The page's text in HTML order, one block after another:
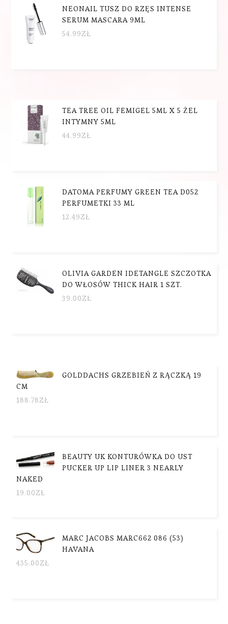
NEONAIL TUSZ DO RZĘS INTENSE
SERUM MASCARA 9ML
54.99ZŁ
TEA TREE OIL FEMIGEL 5ML X 5 ŻEL
INTYMNY 5ML
44.99ZŁ
DATOMA PERFUMY GREEN TEA D052
PERFUMETKI 33 ML
12.49ZŁ
OLIVIA GARDEN IDETANGLE SZCZOTKA
DO WŁOSÓW THICK HAIR 1 SZT.
39.00ZŁ
GOLDDACHS GRZEBIEŃ Z RĄCZKĄ 19
CM
188.78ZŁ
BEAUTY UK KONTURÓWKA DO UST
PUCKER UP LIP LINER 3 NEARLY
NAKED
19.00ZŁ
MARC JACOBS MARC662 086 (53)
HAVANA
435.00ZŁ